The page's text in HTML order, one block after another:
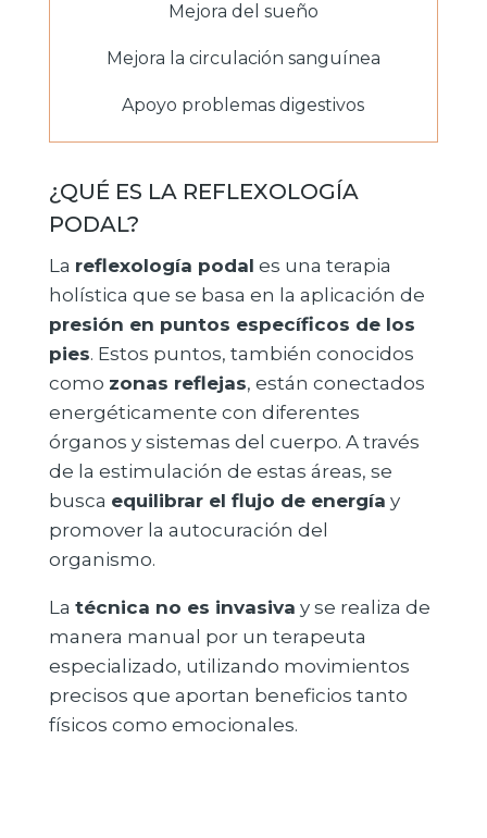
Mejora del sueño
Mejora la circulación sanguínea
Apoyo problemas digestivos
¿QUÉ ES LA REFLEXOLOGÍA
PODAL?
La reflexología podal es una terapia
holística que se basa en la aplicación de
presión en puntos específicos de los
pies. Estos puntos, también conocidos
como zonas reflejas, están conectados
energéticamente con diferentes
órganos y sistemas del cuerpo. A través
de la estimulación de estas áreas, se
busca equilibrar el flujo de energía y
promover la autocuración del
organismo.
La técnica no es invasiva y se realiza de
manera manual por un terapeuta
especializado, utilizando movimientos
precisos que aportan beneficios tanto
físicos como emocionales.